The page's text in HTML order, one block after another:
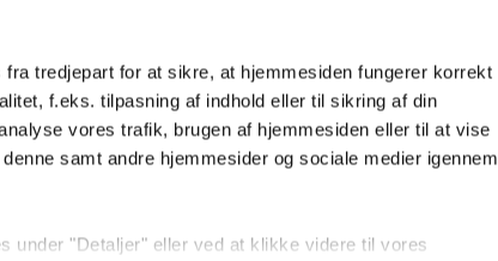
tredjepart for at sikre, at hjemmesiden fungerer korrekt
f.eks. tilpasning af indhold eller til sikring af din
vores trafik, brugen af hjemmesiden eller til at vise
samt andre hjemmesider og sociale medier igennem
under "Detaljer" eller ved at klikke videre til vores